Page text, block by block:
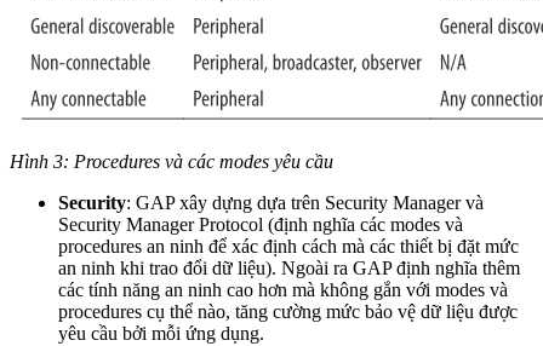
Hình 3: Procedures và các modes yêu cầu
Security: GAP xây dựng dựa trên Security Manager và
Security Manager Protocol (định nghĩa các modes và
procedures an ninh để xác định cách mà các thiết bị đặt mức
an ninh khi trao đổi dữ liệu). Ngoài ra GAP định nghĩa thêm
các tính năng an ninh cao hơn mà không gắn với modes và
procedures cụ thể nào, tăng cường mức bảo vệ dữ liệu được
yêu cầu bởi mỗi ứng dụng.